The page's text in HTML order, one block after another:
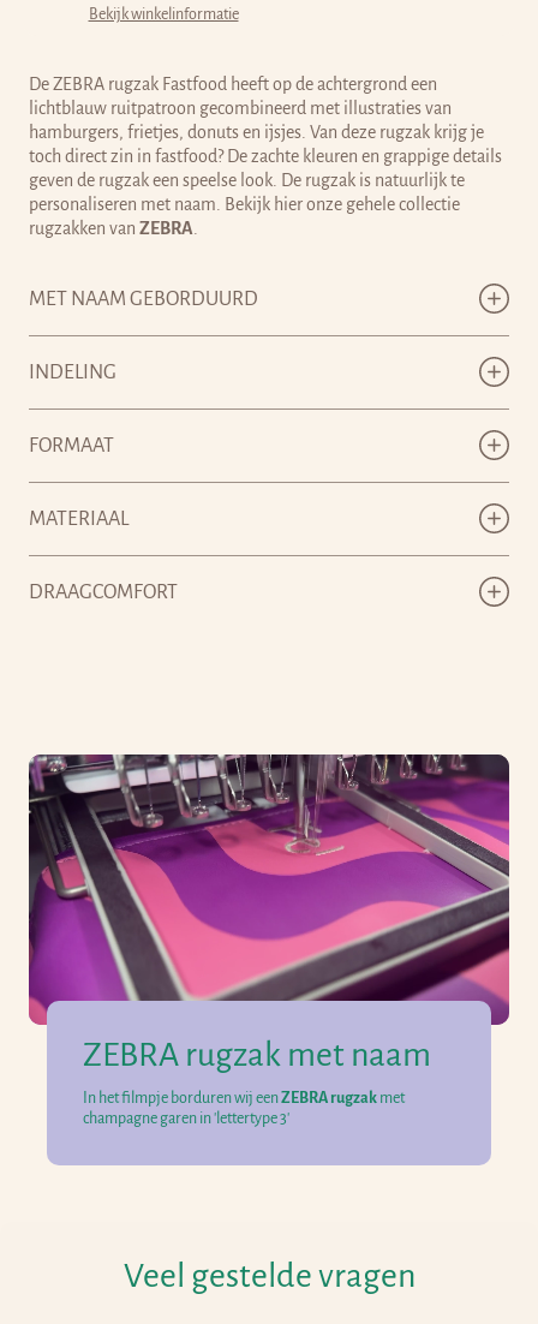
Bekijk winkelinformatie
De ZEBRA rugzak Fastfood heeft op de achtergrond een
lichtblauw ruitpatroon gecombineerd met illustraties van
hamburgers, frietjes, donuts en ijsjes. Van deze rugzak krijg je
toch direct zin in fastfood? De zachte kleuren en grappige details
geven de rugzak een speelse look. De rugzak is natuurlijk te
personaliseren met naam. Bekijk hier onze gehele collectie
rugzakken van ZEBRA.
MET NAAM GEBORDUURD
INDELING
FORMAAT
MATERIAAL
DRAAGCOMFORT
ZEBRA rugzak met naam
In het filmpje borduren wij eenZEBRA rugzak met
champagne garen in 'lettertype 3'
Veel gestelde vragen